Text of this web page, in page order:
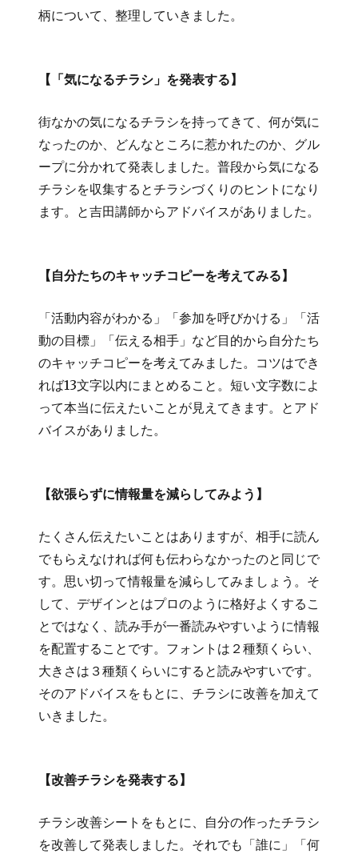
柄について、整理していきました。
【「気になるチラシ」を発表する】
街なかの気になるチラシを持ってきて、何が気に
なったのか、どんなところに惹かれたのか、グル
ープに分かれて発表しました。普段から気になる
チラシを収集するとチラシづくりのヒントになり
ます。と吉田講師からアドバイスがありました。
【自分たちのキャッチコピーを考えてみる】
「活動内容がわかる」「参加を呼びかける」「活
動の目標」「伝える相手」など目的から自分たち
のキャッチコピーを考えてみました。コツはでき
れば13文字以内にまとめること。短い文字数によ
って本当に伝えたいことが見えてきます。とアド
バイスがありました。
【欲張らずに情報量を減らしてみよう】
たくさん伝えたいことはありますが、相手に読ん
でもらえなければ何も伝わらなかったのと同じで
す。思い切って情報量を減らしてみましょう。そ
して、デザインとはプロのように格好よくするこ
とではなく、読み手が一番読みやすいように情報
を配置することです。フォントは２種類くらい、
大きさは３種類くらいにすると読みやすいです。
そのアドバイスをもとに、チラシに改善を加えて
いきました。
【改善チラシを発表する】
チラシ改善シートをもとに、自分の作ったチラシ
を改善して発表しました。それでも「誰に」「何